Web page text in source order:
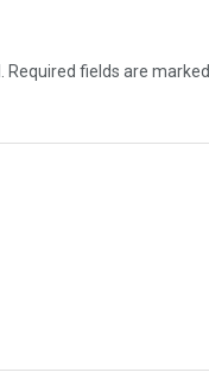
Required fields are marked